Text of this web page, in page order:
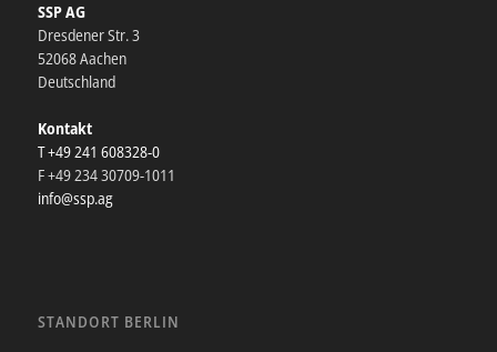
SSP AG
Dresdener Str. 3
52068 Aachen
Deutschland
Kontakt
T +49 241 608328-0
F +49 234 30709-1011
info@ssp.ag
STANDORT BERLIN